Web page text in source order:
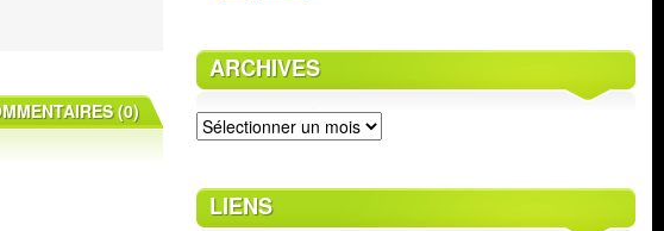
(0)
ARCHIVES
Archives
LIENS